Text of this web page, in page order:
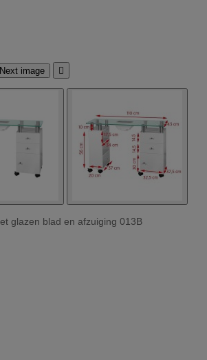
Next image 
glazen blad en afzuiging 013B